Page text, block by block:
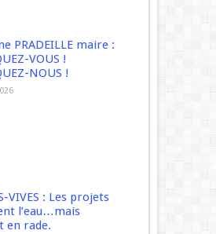
PRADEILLE maire :
VOUS !
NOUS !
VIVES : Les projets
l’eau…mais
en rade.